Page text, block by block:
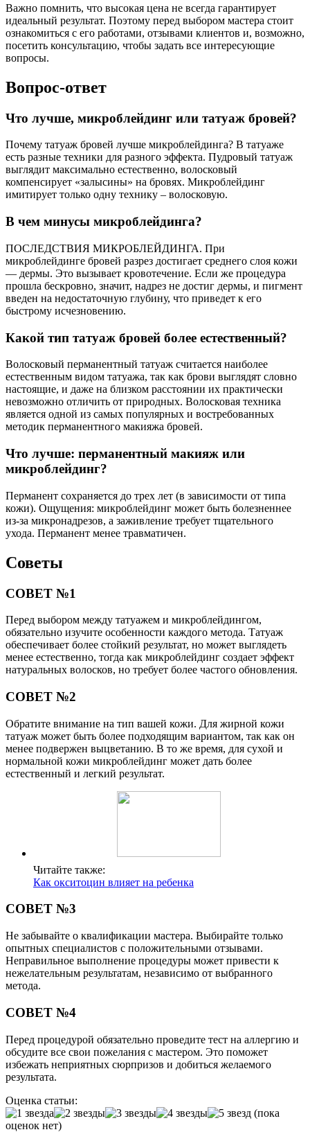
Важно помнить, что высокая цена не всегда гарантирует
идеальный результат. Поэтому перед выбором мастера стоит
ознакомиться с его работами, отзывами клиентов и, возможно,
посетить консультацию, чтобы задать все интересующие
вопросы.
Вопрос-ответ
Что лучше, микроблейдинг или татуаж бровей?
Почему татуаж бровей лучше микроблейдинга? В татуажe
есть разные техники для разного эффекта. Пудровый татуаж
выглядит максимально естественно, волосковый
компенсирует «залысины» на бровях. Микроблейдинг
имитирует только одну технику – волосковую.
В чем минусы микроблейдинга?
ПОСЛЕДСТВИЯ МИКРОБЛЕЙДИНГА. При
микроблейдинге бровей разрез достигает среднего слоя кожи
— дермы. Это вызывает кровотечение. Если же процедура
прошла бескровно, значит, надрез не достиг дермы, и пигмент
введен на недостаточную глубину, что приведет к его
быстрому исчезновению.
Какой тип татуаж бровей более естественный?
Волосковый перманентный татуаж считается наиболее
естественным видом татуажа, так как брови выглядят словно
настоящие, и даже на близком расстоянии их практически
невозможно отличить от природных. Волосковая техника
является одной из самых популярных и востребованных
методик перманентного макияжа бровей.
Что лучше: перманентный макияж или
микроблейдинг?
Перманент сохраняется до трех лет (в зависимости от типа
кожи). Ощущения: микроблейдинг может быть болезненнее
из-за микронадрезов, а заживление требует тщательного
ухода. Перманент менее травматичен.
Советы
СОВЕТ №1
Перед выбором между татуажем и микроблейдингом,
обязательно изучите особенности каждого метода. Татуаж
обеспечивает более стойкий результат, но может выглядеть
менее естественно, тогда как микроблейдинг создает эффект
натуральных волосков, но требует более частого обновления.
СОВЕТ №2
Обратите внимание на тип вашей кожи. Для жирной кожи
татуаж может быть более подходящим вариантом, так как он
менее подвержен выцветанию. В то же время, для сухой и
нормальной кожи микроблейдинг может дать более
естественный и легкий результат.
Читайте также:
Как окситоцин влияет на ребенка
СОВЕТ №3
Не забывайте о квалификации мастера. Выбирайте только
опытных специалистов с положительными отзывами.
Неправильное выполнение процедуры может привести к
нежелательным результатам, независимо от выбранного
метода.
СОВЕТ №4
Перед процедурой обязательно проведите тест на аллергию и
обсудите все свои пожелания с мастером. Это поможет
избежать неприятных сюрпризов и добиться желаемого
результата.
Оценка статьи:
(пока
оценок нет)